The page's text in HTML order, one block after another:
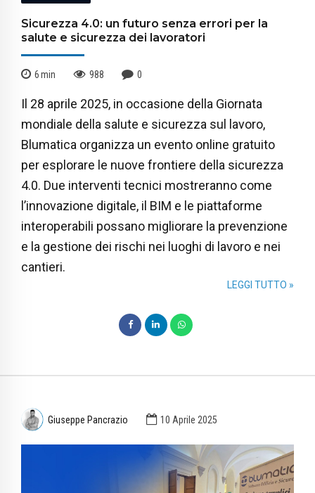
Sicurezza 4.0: un futuro senza errori per la
salute e sicurezza dei lavoratori
6min 988 0
Il 28 aprile 2025, in occasione della Giornata
mondiale della salute e sicurezza sul lavoro,
Blumatica organizza un evento online gratuito
per esplorare le nuove frontiere della sicurezza
4.0. Due interventi tecnici mostreranno come
l’innovazione digitale, il BIM e le piattaforme
interoperabili possano migliorare la prevenzione
e la gestione dei rischi nei luoghi di lavoro e nei
cantieri.
LEGGI TUTTO »
Giuseppe Pancrazio 10 Aprile 2025